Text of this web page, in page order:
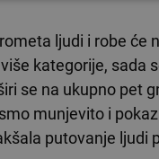
ljudi i robe
kategorije, sada
se na ukupno pet
munjevito i
putovanje ljudi